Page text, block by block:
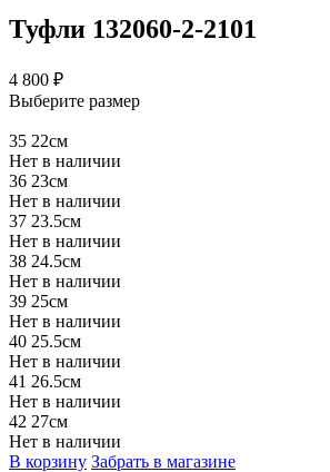
Туфли 132060-2-2101
4 800 ₽
Выберите размер
35 22см
Нет в наличии
36 23см
Нет в наличии
37 23.5см
Нет в наличии
38 24.5см
Нет в наличии
39 25см
Нет в наличии
40 25.5см
Нет в наличии
41 26.5см
Нет в наличии
42 27см
Нет в наличии
В корзину Забрать в магазине